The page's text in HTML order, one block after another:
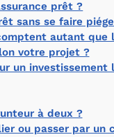
prêt ?
sans se faire
autant que
votre projet ?
un investissement
à deux ?
ou passer par un